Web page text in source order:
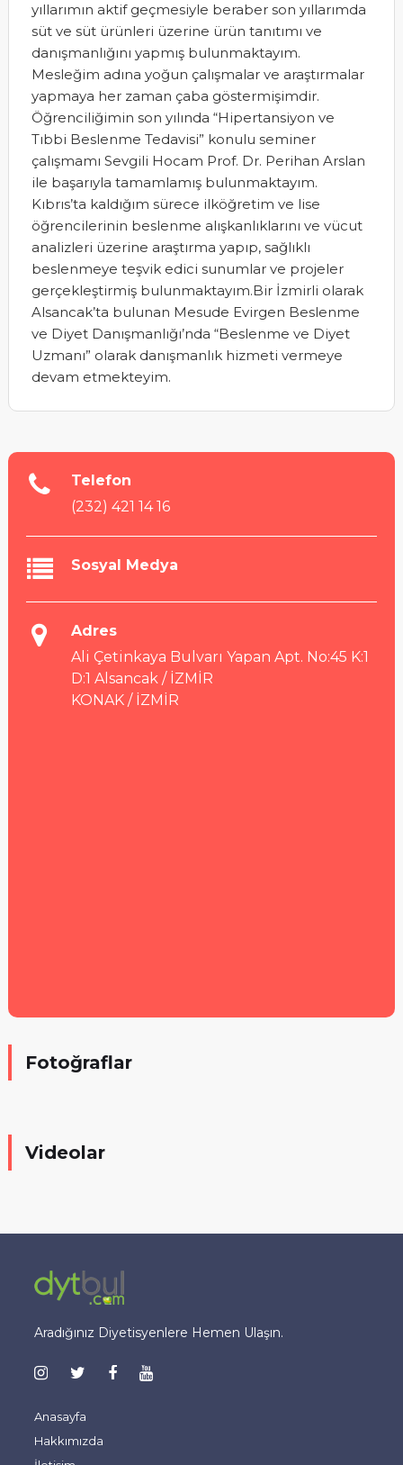
yıllarımın aktif geçmesiyle beraber son yıllarımda
süt ve süt ürünleri üzerine ürün tanıtımı ve
danışmanlığını yapmış bulunmaktayım.
Mesleğim adına yoğun çalışmalar ve araştırmalar
yapmaya her zaman çaba göstermişimdir.
Öğrenciliğimin son yılında “Hipertansiyon ve
Tıbbi Beslenme Tedavisi” konulu seminer
çalışmamı Sevgili Hocam Prof. Dr. Perihan Arslan
ile başarıyla tamamlamış bulunmaktayım.
Kıbrıs’ta kaldığım sürece ilköğretim ve lise
öğrencilerinin beslenme alışkanlıklarını ve vücut
analizleri üzerine araştırma yapıp, sağlıklı
beslenmeye teşvik edici sunumlar ve projeler
gerçekleştirmiş bulunmaktayım.Bir İzmirli olarak
Alsancak’ta bulunan Mesude Evirgen Beslenme
ve Diyet Danışmanlığı’nda “Beslenme ve Diyet
Uzmanı” olarak danışmanlık hizmeti vermeye
devam etmekteyim.
Telefon
(232) 421 14 16
Sosyal Medya
Adres
Ali Çetinkaya Bulvarı Yapan Apt. No:45 K:1
D:1 Alsancak / İZMİR
KONAK / İZMİR
Fotoğraflar
Videolar
Aradığınız Diyetisyenlere Hemen Ulaşın.
Anasayfa
Hakkımızda